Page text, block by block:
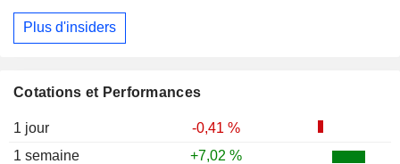
Cotations et Performances
1 jour
-0,41 %
1 semaine
+7,02 %
Plus d'insiders